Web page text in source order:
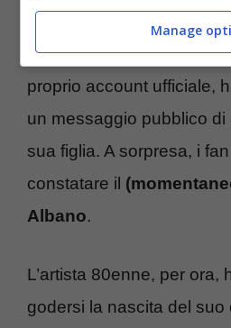
riversati su Instagram per
cantante di Cellino San
proprio account ufficiale,
un messaggio pubblico
sua figlia. A sorpresa, i
constatare il
Albano.
L’artista 80enne, per ora,
godersi la nascita del suo
Manage